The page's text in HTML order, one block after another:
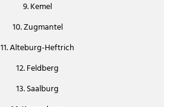
9. Kemel
10. Zugmantel
11. Alteburg-Heftrich
12. Feldberg
13. Saalburg